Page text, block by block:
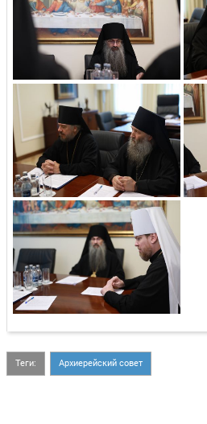
Теги: Архиерейский совет